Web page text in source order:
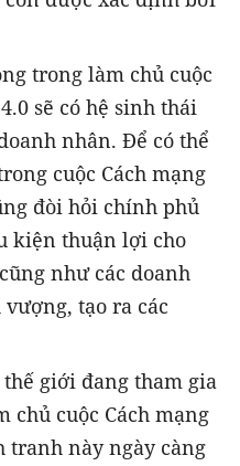
trong làm chủ cuộc
sẽ có hệ sinh thái
nhân. Để có thể
cuộc Cách mạng
đòi hỏi chính phủ
kiện thuận lợi cho
như các doanh
tạo ra các
giới đang tham gia
chủ cuộc Cách mạng
tranh này ngày càng